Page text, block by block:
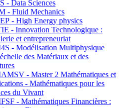
- Data Sciences
- Fluid Mechanics
- High Energy physics
- Innovation Technologique :
et entrepreneuriat
- Modélisation Multiphysique
des Matériaux et des
- Master 2 Mathématiques et
- Mathématiques pour les
du Vivant
- Mathématiques Financières :